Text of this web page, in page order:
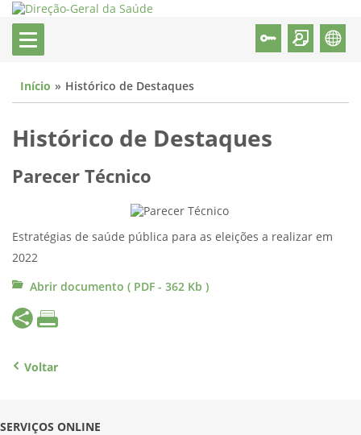
Início Histórico de Destaques
Histórico de Destaques
Parecer Técnico
Estratégias de saúde pública para as eleições a realizar em
2022
Abrir documento ( PDF - 362 Kb )
Voltar
SERVIÇOS ONLINE